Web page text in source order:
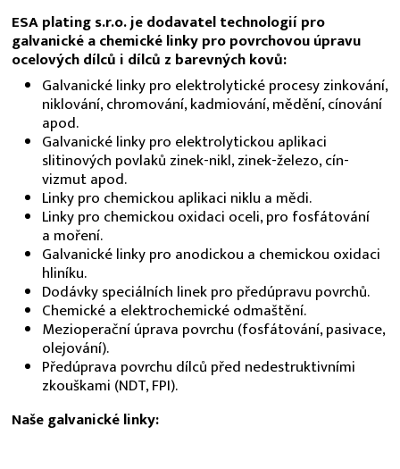
ESA plating s.r.o. je dodavatel technologií pro
galvanické a chemické linky pro povrchovou úpravu
ocelových dílců i dílců z barevných kovů:
Galvanické linky pro elektrolytické procesy zinkování,
niklování, chromování, kadmiování, mědění, cínování
apod.
Galvanické linky pro elektrolytickou aplikaci
slitinových povlaků zinek-nikl, zinek-železo, cín-
vizmut apod.
Linky pro chemickou aplikaci niklu a mědi.
Linky pro chemickou oxidaci oceli, pro fosfátování
a moření.
Galvanické linky pro anodickou a chemickou oxidaci
hliníku.
Dodávky speciálních linek pro předúpravu povrchů.
Chemické a elektrochemické odmaštění.
Mezioperační úprava povrchu (fosfátování, pasivace,
olejování).
Předúprava povrchu dílců před nedestruktivními
zkouškami (NDT, FPI).
Naše galvanické linky: